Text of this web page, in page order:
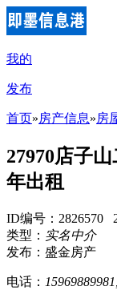
我的
发布
首页»房产信息»房
27970店子
年出租
ID编号：2826570
类型： 实名中介
发布：盛金房产
电话：